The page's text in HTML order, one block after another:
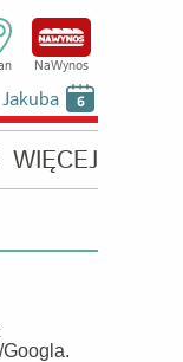
NaWynos
6
WIĘCEJ